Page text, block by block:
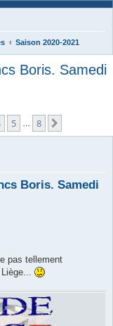
Saison 2020-2021
Boris. Samedi
5 8
Boris. Samedi
pas tellement